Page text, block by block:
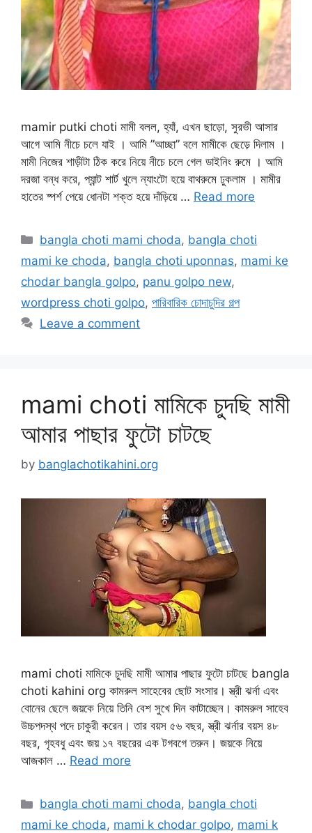
mamir putki choti মামী বলল, হ্যাঁ, এখন ছাড়ো, সুরভী আসার
আগে আমি নীচে চলে যাই । আমি ”আচ্ছা” বলে মামীকে ছেড়ে দিলাম ।
মামী নিজের শাড়ীটা ঠিক করে নিয়ে নীচে চলে গেল ডাইনিং রুমে । আমি
দরজা বন্ধ করে, প্যান্ট শার্ট খুলে ন্যাংটো হয়ে বাথরুমে ঢুকলাম । মামীর
হাতের ষ্পর্শ পেয়ে ধোনটা শক্ত হয়ে দাঁড়িয়ে … Read more
Categories
bangla choti mami choda, bangla choti
mami ke choda, bangla choti uponnas, mami ke
chodar bangla golpo, panu golpo new,
wordpress choti golpo, পারিবারিক চোদাচুদির গল্প
Leave a comment
mami choti মামিকে চুদছি মামী
আমার পাছার ফুটো চাটছে
by banglachotikahini.org
mami choti মামিকে চুদছি মামী আমার পাছার ফুটো চাটছে bangla
choti kahini org কামরুল সাহেবের ছোট সংসার। স্ত্রী ঝর্না এবং
বোনের ছেলে জয়কে নিয়ে তিনি বেশ সুখে দিন কাটাচ্ছেন। কামরুল সাহেব
উচ্চপদস্থ পদে চাকুরী করেন। তার বয়স ৫৬ বছর, স্ত্রী ঝর্নার বয়স ৪৮
বছর, গৃহবধু এবং জয় ১৭ বছরের এক টগবগে তরুন। জয়কে নিয়ে
আজকাল … Read more
Categories
bangla choti mami choda, bangla choti
mami ke choda, mami k chodar golpo, mami k